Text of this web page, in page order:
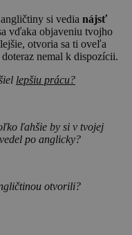
si vedia nájsť
vďaka objaveniu tvojho
otvoria sa ti oveľa
nemal k dispozícii.
lepšiu prácu?
ľahšie by si v tvojej
vedel po anglicky?
otvorili?